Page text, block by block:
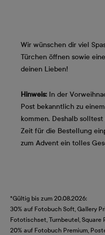
Wir wünschen dir viel
Türchen öffnen sowie
deinen Lieben!
Hinweis: In der
Post bekanntlich zu
kommen. Deshalb
Zeit für die Bestellung
zum Advent ein tolles
*Gültig bis zum 20.08.2026:
30% auf Fotobuch Soft, Gallery
Fototischset, Turnbeutel, Square
20% auf Fotobuch Premium,